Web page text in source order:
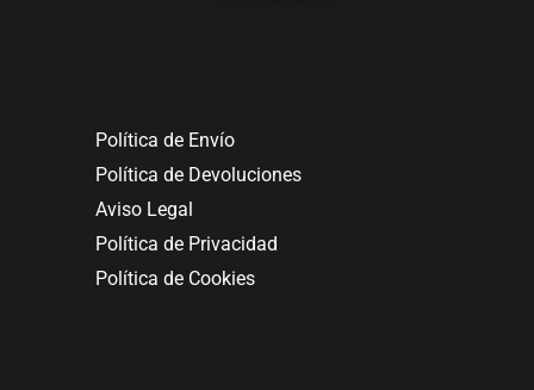
Política de Envío
Política de Devoluciones
Aviso Legal
Política de Privacidad
Política de Cookies